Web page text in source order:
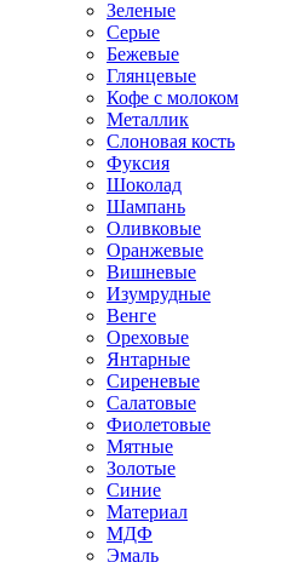
Зеленые
Серые
Бежевые
Глянцевые
Кофе с молоком
Металлик
Слоновая кость
Фуксия
Шоколад
Шампань
Оливковые
Оранжевые
Вишневые
Изумрудные
Венге
Ореховые
Янтарные
Сиреневые
Салатовые
Фиолетовые
Мятные
Золотые
Синие
Материал
МДФ
Эмаль